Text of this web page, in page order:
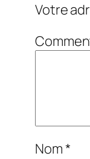
Votre
Nom*